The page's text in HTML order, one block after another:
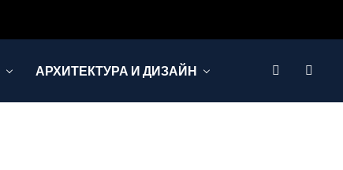
АРХИТЕКТУРА И ДИЗАЙН